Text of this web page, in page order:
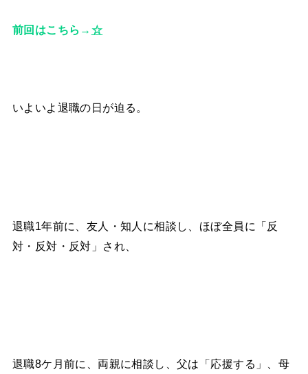
前回はこちら→ ☆
いよいよ退職の日が迫る。
退職1年前に、友人・知人に相談し、ほぼ全員に「反
対・反対・反対」され、
退職8ケ月前に、両親に相談し、父は「応援する」、母